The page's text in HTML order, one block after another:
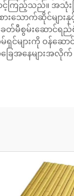
ကြည့်သည်။ အသုံးပ
းသောက်ဆိုင်များနှင့်
တ်မီစွမ်းဆောင်ရည်စံ
မ်ရှင်များကို ဝန်ဆေ
ေအနေများအလိုက်